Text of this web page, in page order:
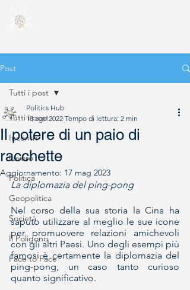
Post
Tutti i post
Incontri
Lavoro
Politica
Geopolitica
Società
Il Poligono
Face to Face
Tutti i post
Il potere di un paio di
racchette
Politics Hub
18 ago 2022 Tempo di lettura: 2 min
Aggiornamento: 17 mag 2023
La diplomazia del ping-pong
Nel corso della sua storia la Cina ha
saputo utilizzare al meglio le sue icone
per promuovere relazioni amichevoli
con gli altri Paesi. Uno degli esempi più
famosi è certamente la diplomazia del
ping-pong, un caso tanto curioso
quanto significativo.